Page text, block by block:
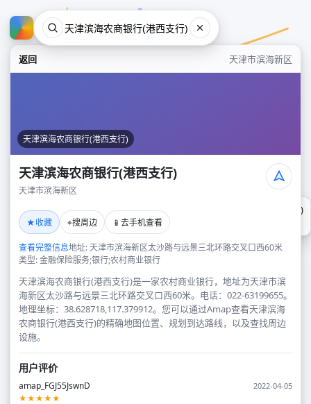
返回 天津市滨海新区
天津滨海农商银行(港西支行)
天津滨海农商银行(港西支行)
天津市滨海新区
★收藏 ⌖搜周边 📱 去手机查看
查看完整信息地址: 天津市滨海新区太沙路与远景三北环路交叉口西60米
类型: 金融保险服务;银行;农村商业银行
天津滨海农商银行(港西支行)是一家农村商业银行，地址为天津市滨
海新区太沙路与远景三北环路交叉口西60米。电话：022-63199655。
地理坐标：38.628718,117.379912。您可以通过Amap查看天津滨海
农商银行(港西支行)的精确地图位置、规划到达路线，以及查找周边
设施。
用户评价
amap_FGJ55JswnD
2022-04-05
★★★★★
天津滨海农商银行(港西支行)